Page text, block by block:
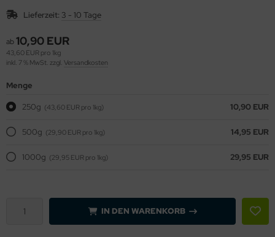
Lieferzeit: 3 - 10 Tage
ab10,90 EUR
43,60 EUR pro 1kg
inkl. 7 % MwSt. zzgl. Versandkosten
Menge
250g (43,60 EUR pro 1kg) 10,90 EUR
500g (29,90 EUR pro 1kg) 14,95 EUR
1000g (29,95 EUR pro 1kg) 29,95 EUR
IN DEN WARENKORB